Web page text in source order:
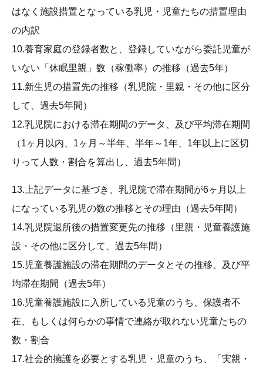
はなく施設措置となっている乳児・児童たちの措置理由
の内訳
10.養育家庭の登録者数と、登録していながら委託児童が
いない「休眠里親」数（稼働率）の推移（過去5年）
11.新生児の措置先の推移（乳児院・里親・その他に区分
して、過去5年間）
12.乳児院における滞在期間のデータ、及び平均滞在期間
（1ヶ月以内、1ヶ月～半年、半年～1年、1年以上に区切
りって人数・割合を算出し、過去5年間）
13.上記データに基づき、乳児院で滞在期間が6ヶ月以上
になっている乳児の数の推移とその理由（過去5年間）
14.乳児院退所後の措置変更先の推移（里親・児童養護施
設・その他に区分して、過去5年間）
15.児童養護施設の滞在期間のデータとその推移、及び平
均滞在期間（過去5年）
16.児童養護施設に入所している児童のうち、保護者不
在、もしくは何らかの事情で連絡が取れない児童たちの
数・割合
17.社会的擁護を必要とする乳児・児童のうち、「実親・